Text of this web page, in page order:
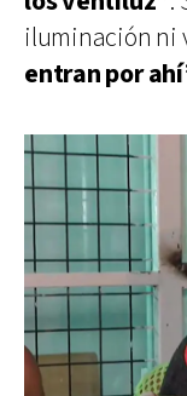
iluminación ni
entran por